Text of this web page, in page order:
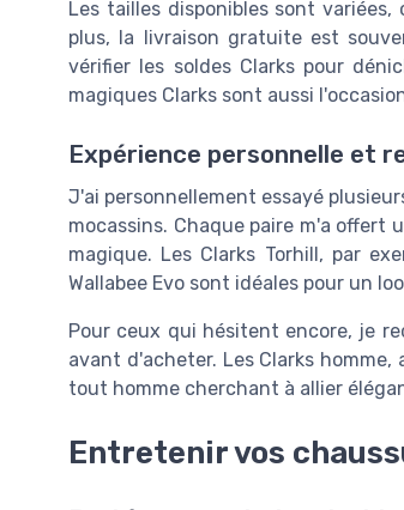
Les tailles disponibles sont
plus, la livraison gratuite est
vérifier les soldes Clarks pour
magiques Clarks sont aussi
Expérience personnelle et
J'ai personnellement essayé
mocassins. Chaque paire m'a
magique. Les Clarks Torhill, par
Wallabee Evo sont idéales pour un
Pour ceux qui hésitent encore, je
avant d'acheter. Les Clarks
tout homme cherchant à allier
Entretenir vos